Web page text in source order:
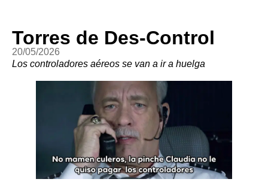
Torres de Des-Control
20/05/2026
Los controladores aéreos se van a ir a huelga